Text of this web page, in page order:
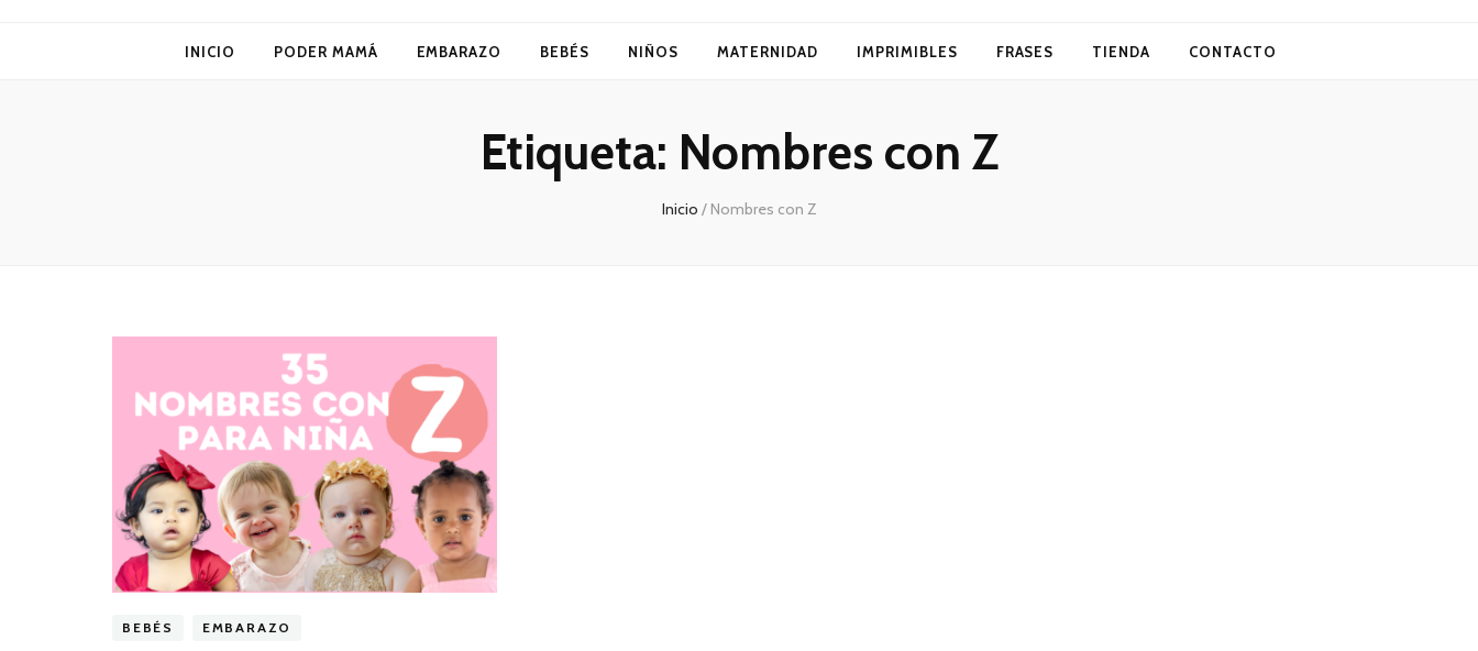
INICIO PODER MAMÁ EMBARAZO BEBÉS NIÑOS MATERNIDAD IMPRIMIBLES FRASES TIENDA CONTACTO
Etiqueta: Nombres con Z
Inicio / Nombres con Z
BEBÉS EMBARAZO